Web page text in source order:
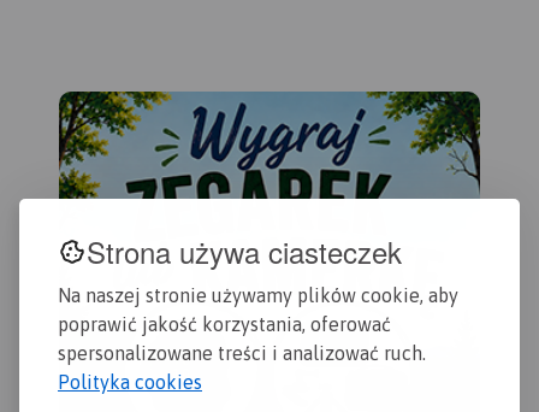
Strona używa ciasteczek
Na naszej stronie używamy plików cookie, aby
poprawić jakość korzystania, oferować
spersonalizowane treści i analizować ruch.
Polityka cookies